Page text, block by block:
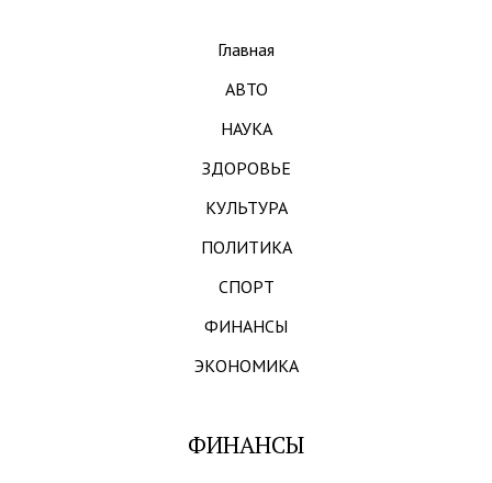
Главная
АВТО
НАУКА
ЗДОРОВЬЕ
КУЛЬТУРА
ПОЛИТИКА
СПОРТ
ФИНАНСЫ
ЭКОНОМИКА
ФИНАНСЫ